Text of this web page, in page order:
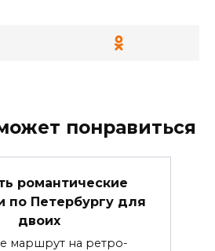
понравиться
романтические
по Петербургу для
двоих
маршрут на ретро-